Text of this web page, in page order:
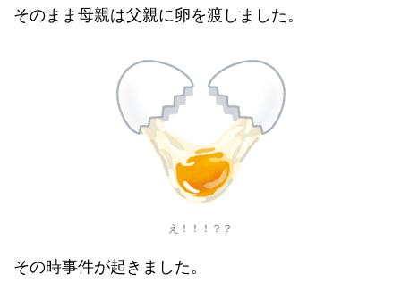
そのまま母親は父親に卵を渡しました。
え！！！？？
その時事件が起きました。